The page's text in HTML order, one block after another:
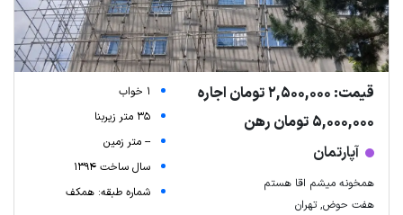
قیمت: 2,500,000 تومان اجاره
5,000,000 تومان رهن
آپارتمان
همخونه میشم اقا هستم
هفت حوض, تهران
1 خواب
35 متر زیربنا
-- متر زمین
سال ساخت 1394
شماره طبقه: همکف